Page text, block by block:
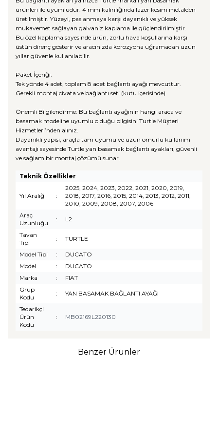
ürünleri ile uyumludur. 4 mm kalınlığında lazer kesim metalden
üretilmiştir. Yüzeyi, paslanmaya karşı dayanıklı ve yüksek
mukavemet sağlayan galvaniz kaplama ile güçlendirilmiştir.
Bu özel kaplama sayesinde ürün, zorlu hava koşullarına karşı
üstün direnç gösterir ve aracınızda korozyona uğramadan uzun
yıllar güvenle kullanılabilir.
Paket İçeriği:
Tek yönde 4 adet, toplam 8 adet bağlantı ayağı mevcuttur.
Gerekli montaj civata ve bağlantı seti (kutu içerisinde)
Önemli Bilgilendirme: Bu bağlantı ayağının hangi araca ve
basamak modeline uyumlu olduğu bilgisini Turtle Müşteri
Hizmetleri’nden alınız.
Dayanıklı yapısı, araçla tam uyumu ve uzun ömürlü kullanım
avantajı sayesinde Turtle yan basamak bağlantı ayakları, güvenli
ve sağlam bir montaj çözümü sunar.
Teknik Özellikler
Yıl Aralığı :
2025, 2024, 2023, 2022, 2021, 2020, 2019,
2018, 2017, 2016, 2015, 2014, 2013, 2012, 2011,
2010, 2009, 2008, 2007, 2006
Araç
Uzunluğu
: L2
Tavan
Tipi
: TURTLE
Model Tipi :
DUCATO
Model
:
DUCATO
Marka
:
FIAT
Grup
Kodu
: YAN BASAMAK BAĞLANTI AYAĞI
Tedarikçi
Ürün
Kodu
: MB02169L220130
Benzer Ürünler